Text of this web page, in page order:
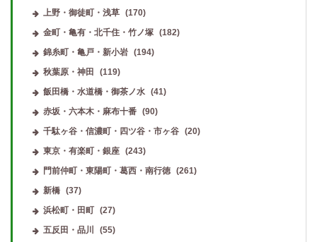
上野・御徒町・浅草
(170)
金町・亀有・北千住・竹ノ塚
(182)
錦糸町・亀戸・新小岩
(194)
秋葉原・神田
(119)
飯田橋・水道橋・御茶ノ水
(41)
赤坂・六本木・麻布十番
(90)
千駄ヶ谷・信濃町・四ツ谷・市ヶ谷
(20)
東京・有楽町・銀座
(243)
門前仲町・東陽町・葛西・南行徳
(261)
新橋
(37)
浜松町・田町
(27)
五反田・品川
(55)